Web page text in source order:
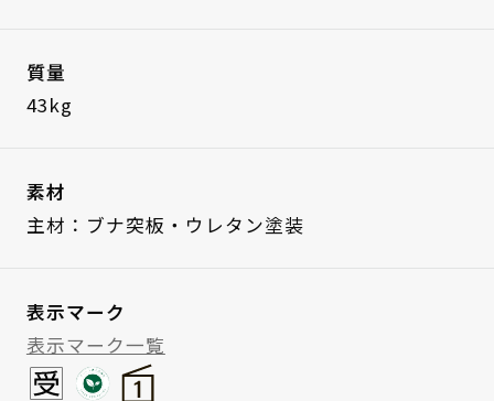
質量
43kg
素材
主材：ブナ突板・ウレタン塗装
表示マーク
表示マーク一覧